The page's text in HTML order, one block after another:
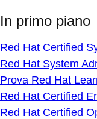
In primo piano
Red Hat Certified
Red Hat System
Prova Red Hat
Red Hat Certified
Red Hat Certified